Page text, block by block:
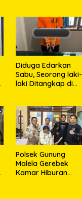
Bukti
Diduga Edarkan
Sabu, Seorang laki-
laki Ditangkap di
Timbangan Digital
dan Puluhan Plastik
Klip
Polsek Gunung
Malela Gerebek
Kamar Hiburan